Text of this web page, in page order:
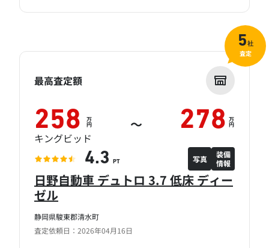
静岡県駿東郡清水町
査定依頼日：2026年04月16日
日野自動車 デュトロ 3.7 低床 ディー
ゼル
最高査定額
258 万
円 ～ 278 万
円
キングビッド
4.3 PT 写真
装備
情報
5社
査定